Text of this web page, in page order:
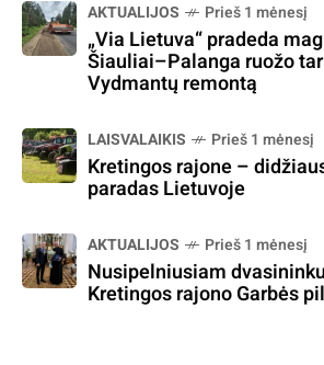
AKTUALIJOS Prieš 1 mėnesį
„Via Lietuva“ pradeda
Šiauliai–Palanga ruožo
Vydmantų remontą
LAISVALAIKIS Prieš 1 mėnesį
Kretingos rajone –
paradas Lietuvoje
AKTUALIJOS Prieš 1 mėnesį
Nusipelniusiam
Kretingos rajono Garbės